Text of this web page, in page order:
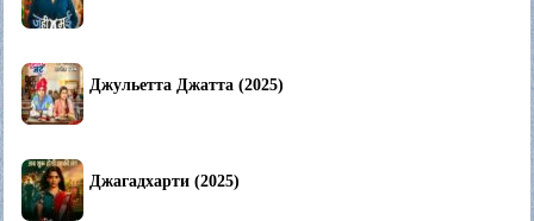
Джульетта Джатта (2025)
Джагадхарти (2025)